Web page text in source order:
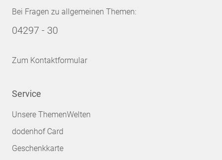
Bei Fragen zu allgemeinen Themen:
04297 - 30
Zum Kontaktformular
Service
Unsere ThemenWelten
dodenhof Card
Geschenkkarte